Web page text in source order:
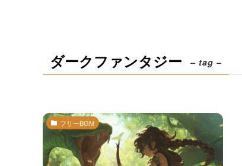
ダークファンタジー – tag –
フリーBGM